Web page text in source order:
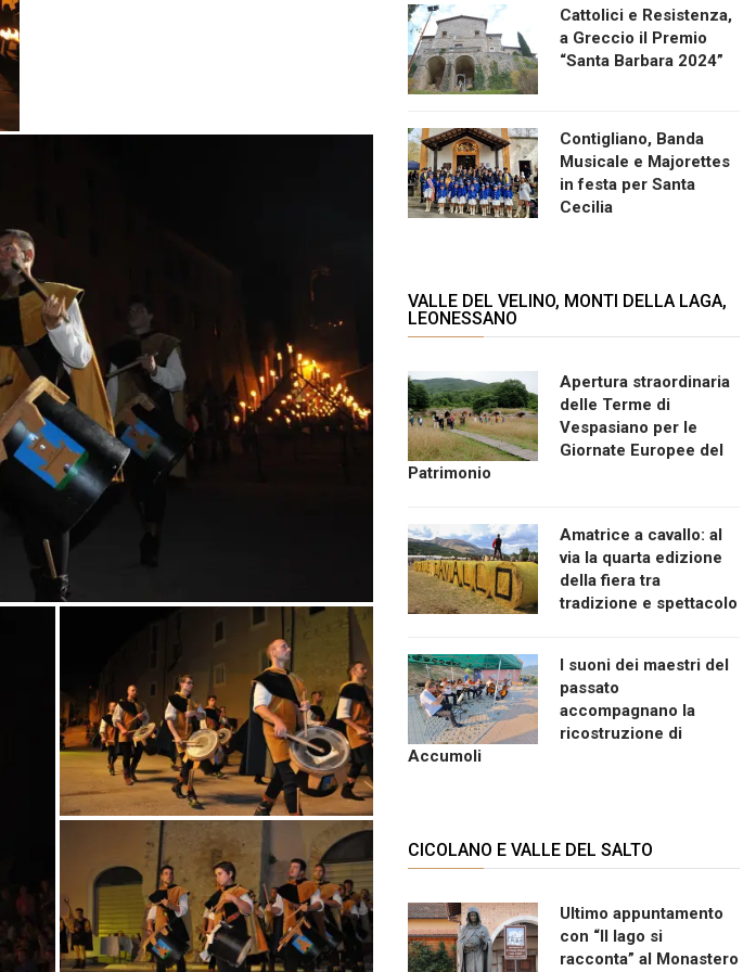
Cattolici e Resistenza,
a Greccio il Premio
“Santa Barbara 2024”
Contigliano, Banda
Musicale e Majorettes
in festa per Santa
Cecilia
VALLE DEL VELINO, MONTI DELLA LAGA,
LEONESSANO
Apertura straordinaria
delle Terme di
Vespasiano per le
Giornate Europee del
Patrimonio
Amatrice a cavallo: al
via la quarta edizione
della fiera tra
tradizione e spettacolo
I suoni dei maestri del
passato
accompagnano la
ricostruzione di
Accumoli
CICOLANO E VALLE DEL SALTO
Ultimo appuntamento
con “Il lago si
racconta” al Monastero